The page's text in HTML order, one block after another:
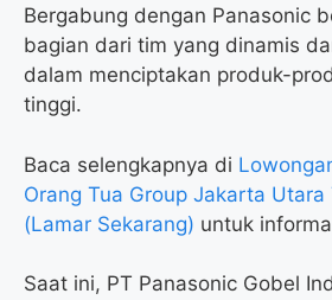
Bergabung dengan Panasonic
bagian dari tim yang dinamis
dalam menciptakan produk-
tinggi.
Baca selengkapnya di
Orang Tua Group Jakarta Utara
(Lamar Sekarang) untuk
Saat ini, PT Panasonic Gobel